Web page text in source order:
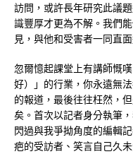
訪問，或許長年研究此議
識豐厚才更為不解。我們
見，與他和受害者一同直
忽爾憶起課堂上有講師慨
好）」的行業，你永遠無
的報道，最後往往枉然，
矣。首次以記者身分執筆
閃過與我爭拗角度的編輯
疤的受訪者、笑言自己久